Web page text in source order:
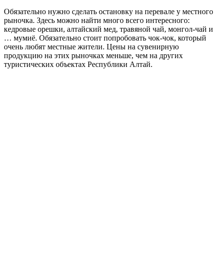
Обязательно нужно сделать остановку на перевале у местного
рыночка. Здесь можно найти много всего интересного:
кедровые орешки, алтайский мед, травяной чай, монгол-чай и
… мумиё. Обязательно стоит попробовать чок-чок, который
очень любят местные жители. Цены на сувенирную
продукцию на этих рыночках меньше, чем на других
туристических объектах Республики Алтай.